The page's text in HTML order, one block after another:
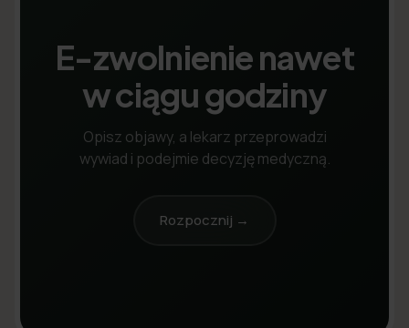
E-zwolnienie nawet
w ciągu godziny
Opisz objawy, a lekarz przeprowadzi
wywiad i podejmie decyzję medyczną.
Rozpocznij →